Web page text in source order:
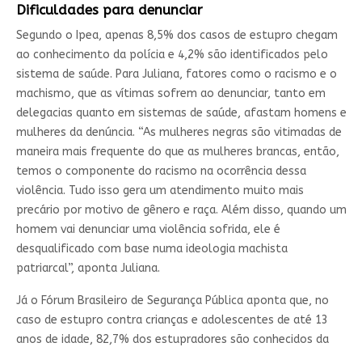
Dificuldades para denunciar
Segundo o Ipea, apenas 8,5% dos casos de estupro chegam
ao conhecimento da polícia e 4,2% são identificados pelo
sistema de saúde. Para Juliana, fatores como o racismo e o
machismo, que as vítimas sofrem ao denunciar, tanto em
delegacias quanto em sistemas de saúde, afastam homens e
mulheres da denúncia. “As mulheres negras são vitimadas de
maneira mais frequente do que as mulheres brancas, então,
temos o componente do racismo na ocorrência dessa
violência. Tudo isso gera um atendimento muito mais
precário por motivo de gênero e raça. Além disso, quando um
homem vai denunciar uma violência sofrida, ele é
desqualificado com base numa ideologia machista
patriarcal”, aponta Juliana.
Já o Fórum Brasileiro de Segurança Pública aponta que, no
caso de estupro contra crianças e adolescentes de até 13
anos de idade, 82,7% dos estupradores são conhecidos da